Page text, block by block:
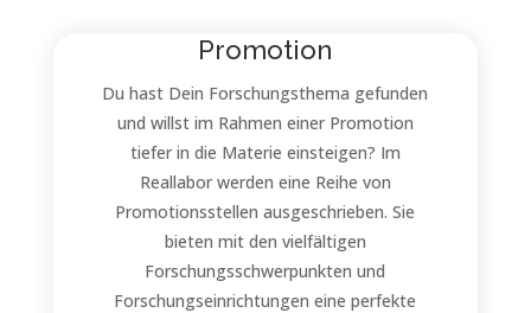
Promotion
Du hast Dein Forschungsthema gefunden
und willst im Rahmen einer Promotion
tiefer in die Materie einsteigen? Im
Reallabor werden eine Reihe von
Promotionsstellen ausgeschrieben. Sie
bieten mit den vielfältigen
Forschungsschwerpunkten und
Forschungseinrichtungen eine perfekte